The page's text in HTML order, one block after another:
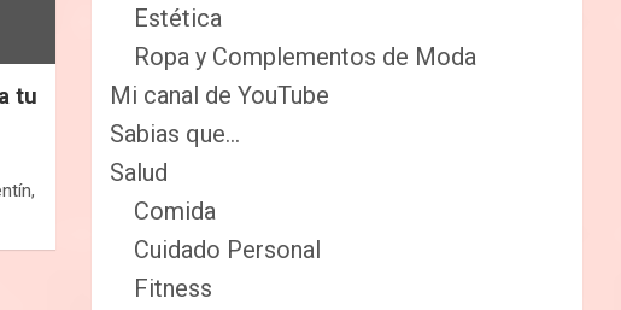
tu
Estética
Ropa y Complementos de Moda
Mi canal de YouTube
Sabias que…
Salud
Comida
Cuidado Personal
Fitness